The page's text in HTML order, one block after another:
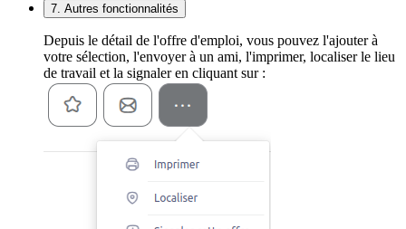
7. Autres fonctionnalités
Depuis le détail de l'offre d'emploi, vous pouvez l'ajouter à
votre sélection, l'envoyer à un ami, l'imprimer, localiser le lieu
de travail et la signaler en cliquant sur :